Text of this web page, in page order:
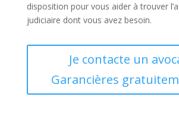
disposition pour vous aider à trouver
judiciaire dont vous avez besoin.
Je contacte un
Garancières